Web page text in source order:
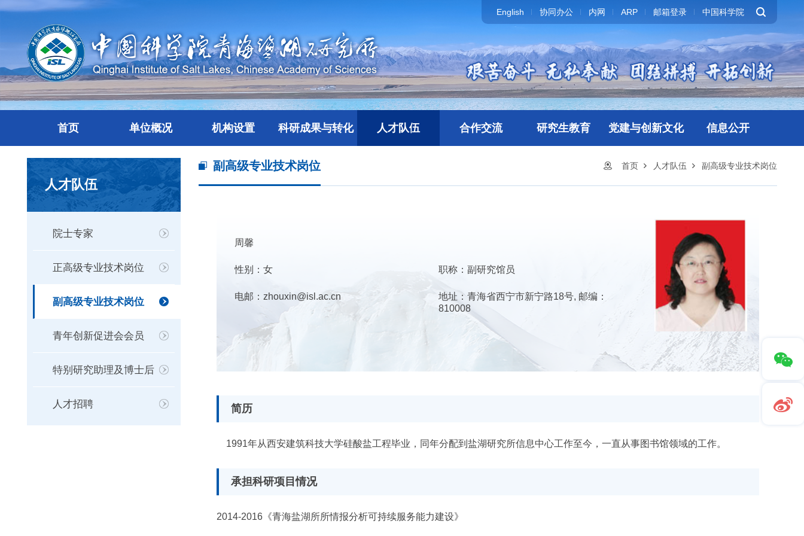
English 协同办公 内网 ARP 邮箱登录 中国科学院
首页 单位概况 机构设置 科研成果与转化 人才队伍 合作交流 研究生教育 党建与创新文化 信息公开
人才队伍
院士专家
正高级专业技术岗位
副高级专业技术岗位
青年创新促进会会员
特别研究助理及博士后
人才招聘
副高级专业技术岗位 首页 人才队伍 副高级专业技术岗位
周馨
性别：女 职称： 副研究馆员
电邮： zhouxin@isl.ac.cn 地址： 青海省西宁市新宁路18号, 邮编：
810008
简历
1991年从西安建筑科技大学硅酸盐工程毕业，同年分配到盐湖研究所信息中心工作至今，一直从事图书馆领域的工作。
承担科研项目情况
2014-2016 《青海盐湖所所情报分析可持续服务能力建设》